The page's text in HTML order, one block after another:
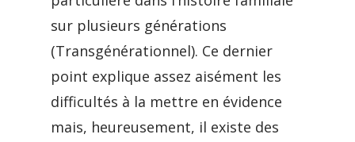
sur plusieurs générations
(Transgénérationnel). Ce dernier
point explique assez aisément les
difficultés à la mettre en évidence
mais, heureusement, il existe des